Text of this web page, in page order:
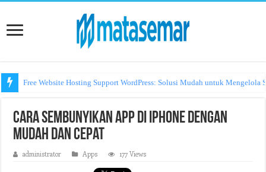
Free Website Hosting Support WordPress: Solusi Mudah untuk Mengelola
Cara Sembunyikan App di iPhone dengan
Mudah dan Cepat
administrator Apps 177 Views